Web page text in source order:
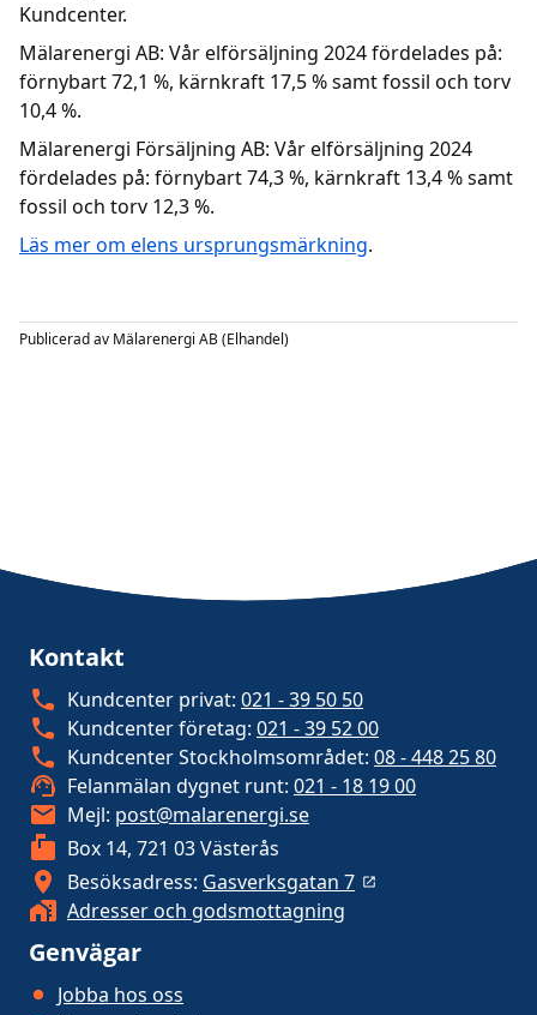
Kundcenter.
Mälarenergi AB: Vår elförsäljning 2024 fördelades på:
förnybart 72,1 %, kärnkraft 17,5 % samt fossil och torv
10,4 %.
Mälarenergi Försäljning AB: Vår elförsäljning 2024
fördelades på: förnybart 74,3 %, kärnkraft 13,4 % samt
fossil och torv 12,3 %.
Läs mer om elens ursprungsmärkning.
Publicerad av Mälarenergi AB (Elhandel)
Kontakt
Kundcenter privat: 021 - 39 50 50
Kundcenter företag: 021 - 39 52 00
Kundcenter Stockholmsområdet: 08 - 448 25 80
Felanmälan dygnet runt: 021 - 18 19 00
Mejl: post@malarenergi.se
Box 14, 721 03 Västerås
Besöksadress: Gasverksgatan 7
Adresser och godsmottagning
Genvägar
Jobba hos oss